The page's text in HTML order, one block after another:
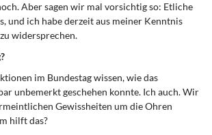
Aber sagen wir mal vorsichtig so: Etliche
und ich habe derzeit aus meiner Kenntnis
widersprechen.
im Bundestag wissen, wie das
unbemerkt geschehen konnte. Ich auch. Wir
Gewissheiten um die Ohren
hilft das?